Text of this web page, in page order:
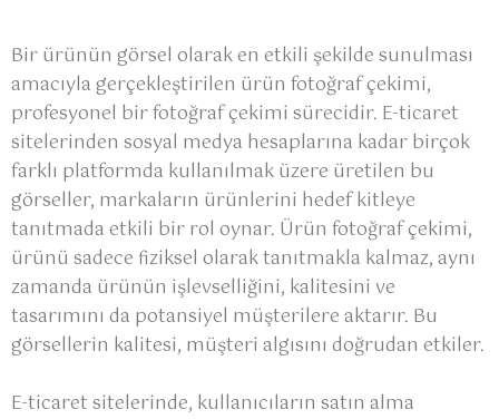
Bir ürünün görsel olarak en etkili şekilde sunulması
amacıyla gerçekleştirilen ürün fotoğraf çekimi,
profesyonel bir fotoğraf çekimi sürecidir. E-ticaret
sitelerinden sosyal medya hesaplarına kadar birçok
farklı platformda kullanılmak üzere üretilen bu
görseller, markaların ürünlerini hedef kitleye
tanıtmada etkili bir rol oynar. Ürün fotoğraf çekimi,
ürünü sadece fiziksel olarak tanıtmakla kalmaz, aynı
zamanda ürünün işlevselliğini, kalitesini ve
tasarımını da potansiyel müşterilere aktarır. Bu
görsellerin kalitesi, müşteri algısını doğrudan etkiler.
E-ticaret sitelerinde, kullanıcıların satın alma